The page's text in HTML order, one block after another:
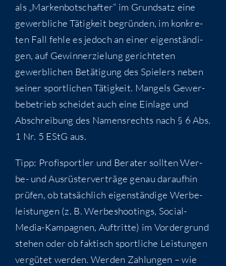
als „Mar­ken­bot­schaf­ter“ im Grund­satz eine
gewerb­li­che Tätig­keit begrün­den, im kon­kre­
ten Fall feh­le es jedoch an einer eigen­stän­di­
gen, auf Gewinn­erzie­lung gerich­te­ten
gewerb­li­chen Betä­ti­gung des Spie­lers neben
sei­ner sport­li­chen Tätig­keit. Man­gels Gewer­
be­be­trieb schei­det auch eine Ein­la­ge und
Abschrei­bung des Namens­rechts nach § 6 Abs.
1 Nr. 5 EStG aus.
Tipp: Pro­fi­sport­ler und Bera­ter soll­ten Wer­
be- und Aus­rüs­ter­ver­trä­ge genau dar­auf­hin
prü­fen, ob tat­säch­lich eigen­stän­di­ge Wer­be­
leis­tun­gen (z. B. Wer­be­shoo­tings, Social-
Media-Kam­pa­gnen, Auf­trit­te) im Vor­der­grund
ste­hen oder ob fak­tisch sport­li­che Leis­tun­gen
ver­gü­tet wer­den. Wer­den Zah­lun­gen – wie